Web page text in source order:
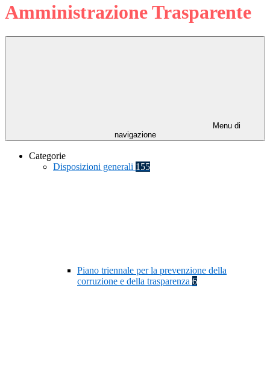
Amministrazione Trasparente
Menu di
navigazione
Categorie
Disposizioni generali 155
Piano triennale per la prevenzione della
corruzione e della trasparenza 6